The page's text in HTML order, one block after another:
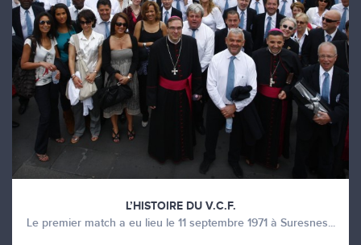
L’HISTOIRE DU V.C.F.
Le premier match a eu lieu le 11 septembre 1971 à Suresnes...